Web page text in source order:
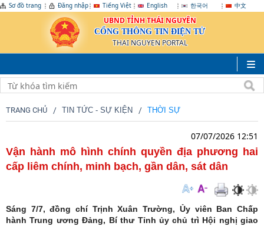
Sơ đồ trang Đăng nhập Tiếng Việt English 한국어 中文
UBND TỈNH THÁI NGUYÊN
CỔNG THÔNG TIN ĐIỆN TỬ
THAI NGUYEN PORTAL
TRANG CHỦ TIN TỨC - SỰ KIỆN THỜI SỰ
07/07/2026 12:51
Vận hành mô hình chính quyền địa phương hai
cấp liêm chính, minh bạch, gần dân, sát dân
Sáng 7/7, đồng chí Trịnh Xuân Trường, Ủy viên Ban Chấp
hành Trung ương Đảng, Bí thư Tỉnh ủy chủ trì Hội nghị giao